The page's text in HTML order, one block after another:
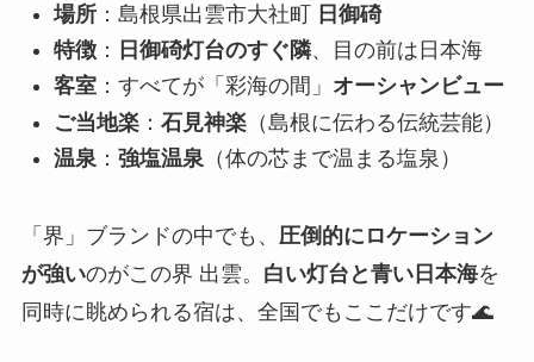
場所：島根県出雲市大社町 日御碕
特徴： 日御碕灯台のすぐ隣、目の前は日本海
客室：すべてが「彩海の間」 オーシャンビュー
ご当地楽： 石見神楽（島根に伝わる伝統芸能）
温泉： 強塩温泉（体の芯まで温まる塩泉）
「界」ブランドの中でも、 圧倒的にロケーション
が強いのがこの界 出雲。 白い灯台と青い日本海を
同時に眺められる宿は、全国でもここだけです🌊